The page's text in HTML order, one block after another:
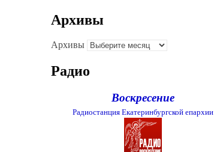
Архивы
Архивы
Радио
Воскресение
Радиостанция Екатеринбургской епархии